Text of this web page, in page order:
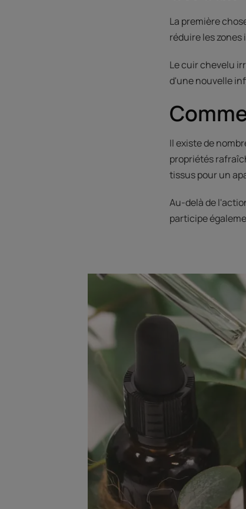
La première
réduire les
Le cuir chevelu
d'une nouvelle
Il existe de
propriétés
tissus pour un
Au-delà de
participe